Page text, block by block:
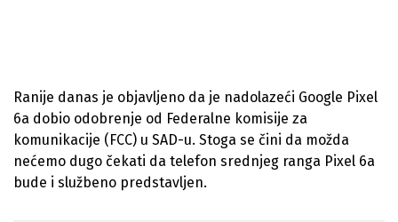
Ranije danas je objavljeno da je nadolazeći Google Pixel
6a dobio odobrenje od Federalne komisije za
komunikacije (FCC) u SAD-u. Stoga se čini da možda
nećemo dugo čekati da telefon srednjeg ranga Pixel 6a
bude i službeno predstavljen.